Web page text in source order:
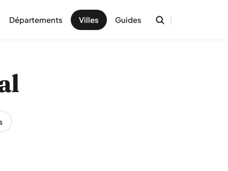
Départements Villes Guides